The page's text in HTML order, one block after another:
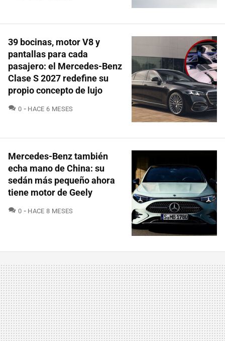
39 bocinas, motor V8 y
pantallas para cada
pasajero: el Mercedes-Benz
Clase S 2027 redefine su
propio concepto de lujo
0 COMENTARIOS
HACE 6 MESES
Mercedes-Benz también
echa mano de China: su
sedán más pequeño ahora
tiene motor de Geely
0 COMENTARIOS
HACE 8 MESES